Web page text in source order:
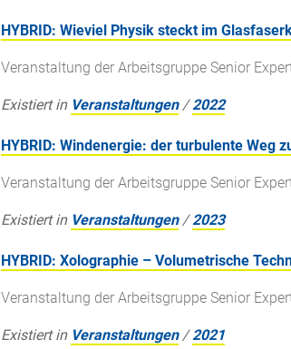
HYBRID: Wieviel Physik steckt im
Veranstaltung der Arbeitsgruppe Senior
Existiert in Veranstaltungen /2022
HYBRID: Windenergie: der turbulente Weg
Veranstaltung der Arbeitsgruppe Senior
Existiert in Veranstaltungen /2023
HYBRID: Xolographie – Volumetrische
Veranstaltung der Arbeitsgruppe Senior
Existiert in Veranstaltungen /2021